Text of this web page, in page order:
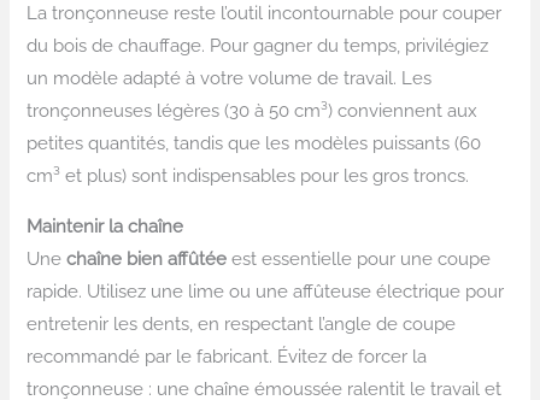
La tronçonneuse reste l’outil incontournable pour couper
du bois de chauffage. Pour gagner du temps, privilégiez
un modèle adapté à votre volume de travail. Les
tronçonneuses légères (30 à 50 cm³) conviennent aux
petites quantités, tandis que les modèles puissants (60
cm³ et plus) sont indispensables pour les gros troncs.
Maintenir la chaîne
Unechaîne bien affûtée est essentielle pour une coupe
rapide. Utilisez une lime ou une affûteuse électrique pour
entretenir les dents, en respectant l’angle de coupe
recommandé par le fabricant. Évitez de forcer la
tronçonneuse : une chaîne émoussée ralentit le travail et